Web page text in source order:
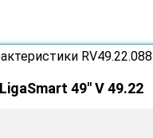
RV49.22.088
49" V 49.22